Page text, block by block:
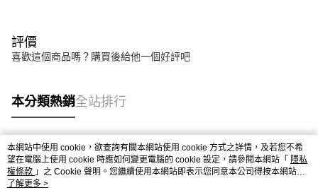
評價
喜歡這個商品嗎？購買後給他一個好評吧
本分類熱銷全站排行
熱門標籤
本網站中使用 cookie，欲查詢有關本網站使用 cookie 方式之詳情，及若您不希
望在電腦上使用 cookie 時應如何變更電腦的 cookie 設定，請參閱本網站「 隱私
權條款 」之 Cookie 聲明。您繼續使用本網站即表示您同意本公司得按本網站使
用條款之 Cookie 聲明使用 cookie。
了解更多 >